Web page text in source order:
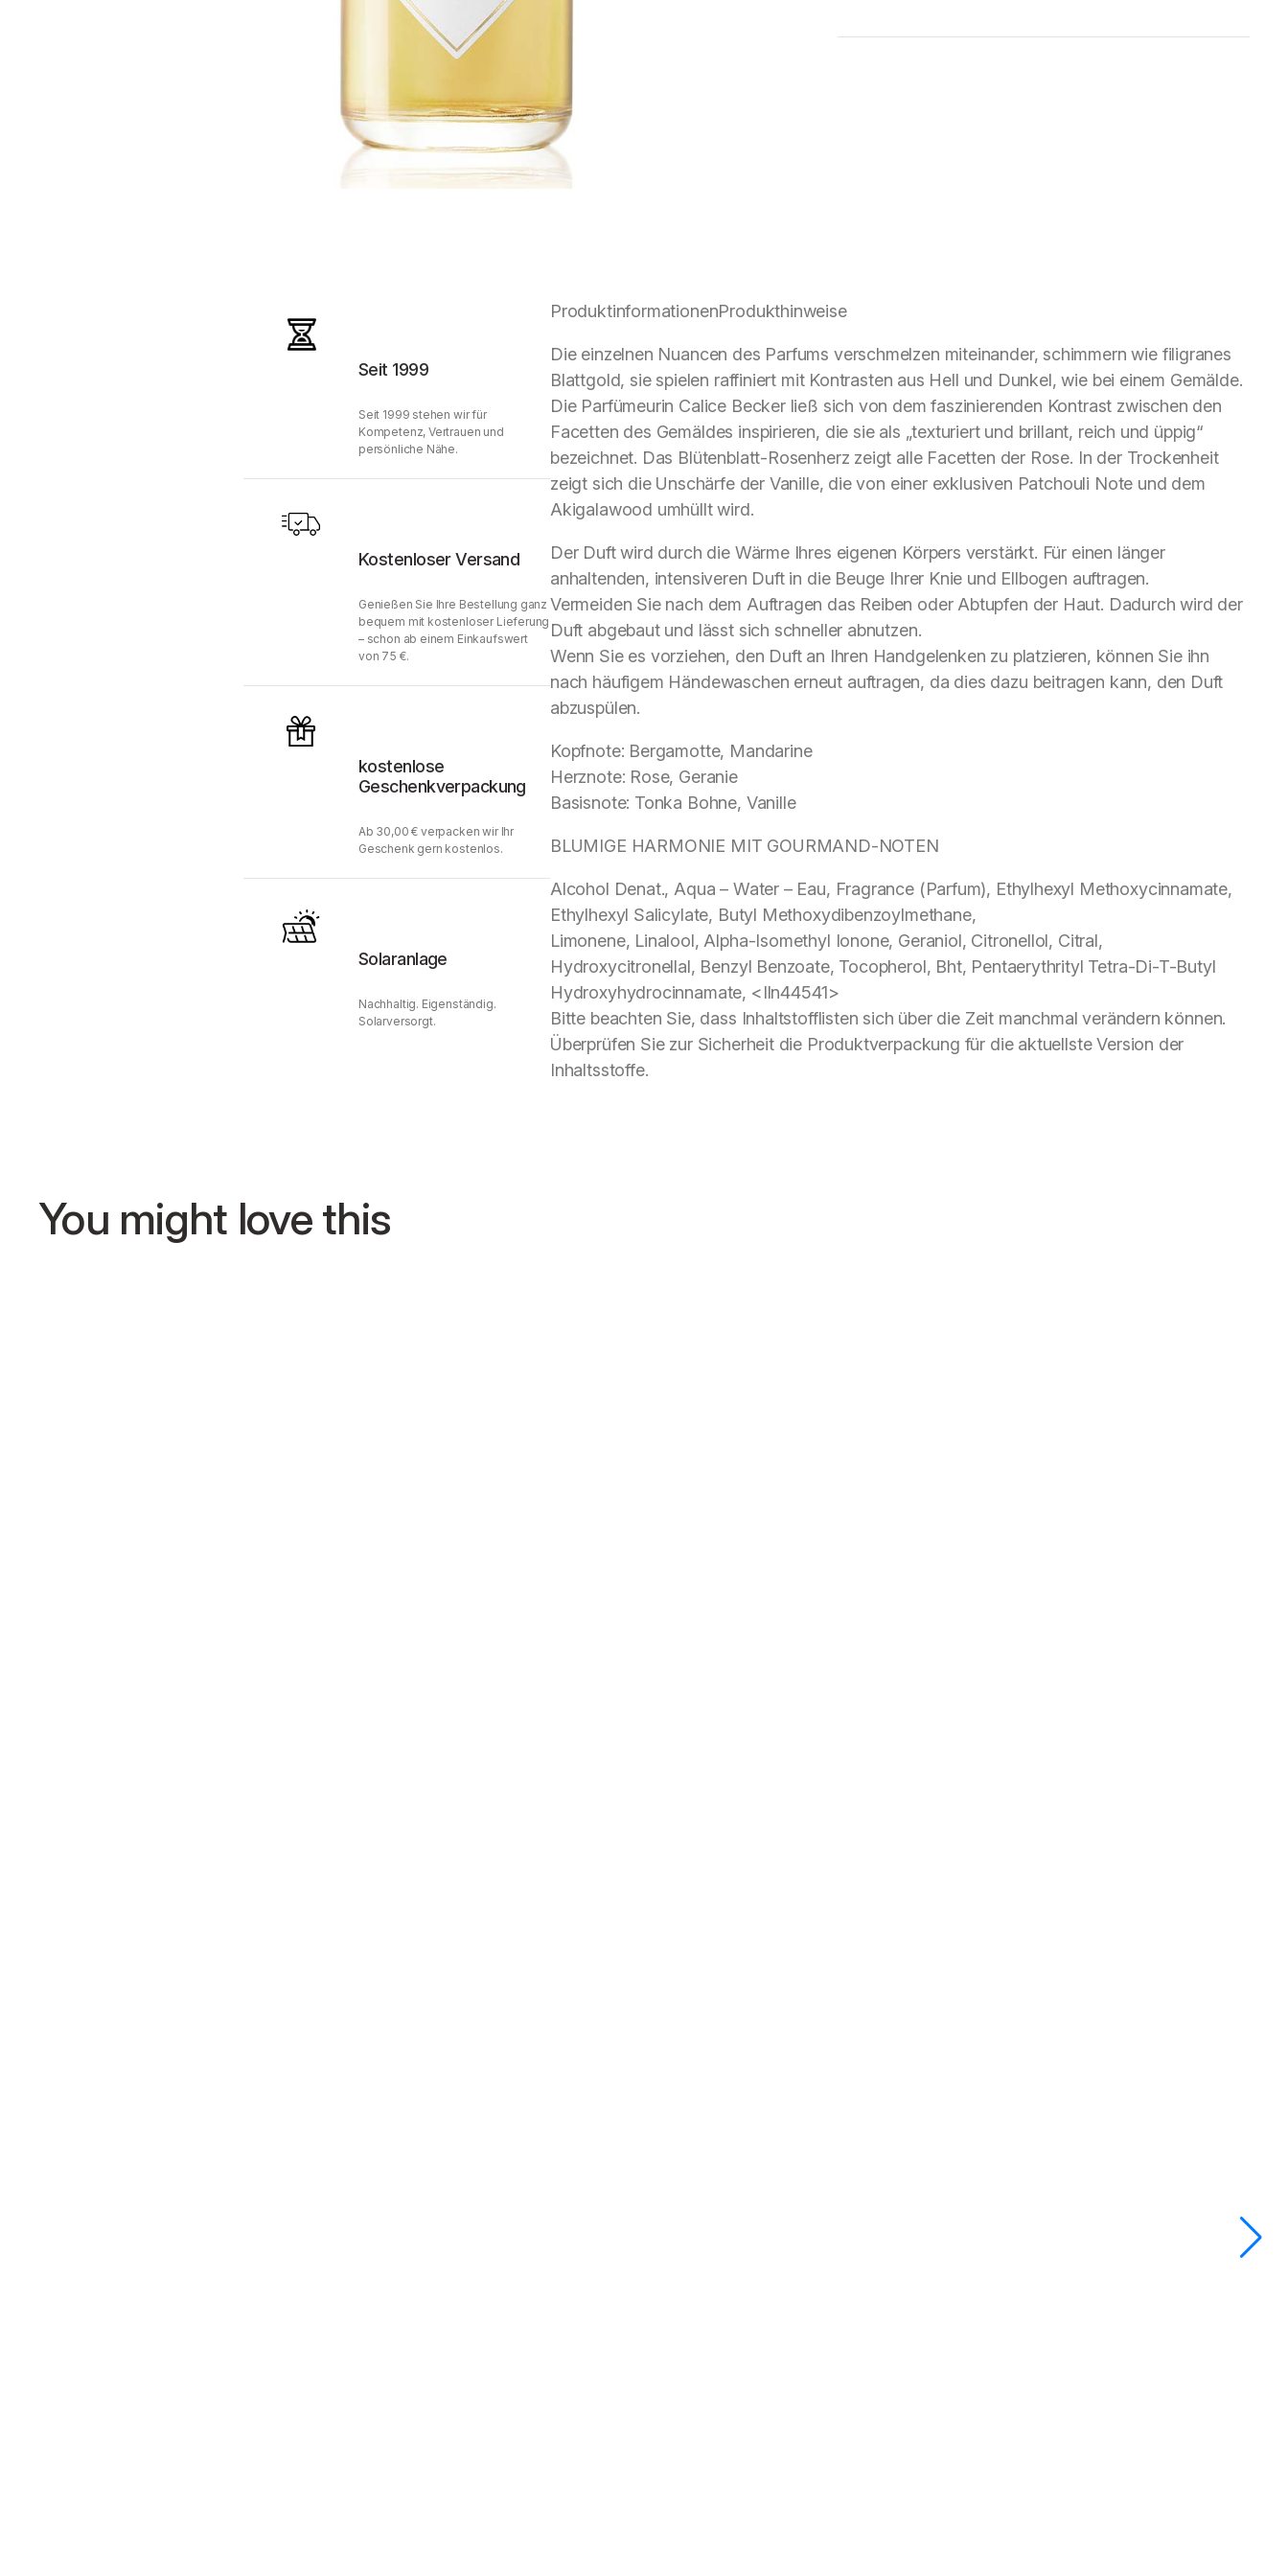
ProduktinformationenProdukthinweise
Die einzelnen Nuancen des Parfums verschmelzen miteinander, schimmern wie filigranes
Blattgold, sie spielen raffiniert mit Kontrasten aus Hell und Dunkel, wie bei einem Gemälde.
Die Parfümeurin Calice Becker ließ sich von dem faszinierenden Kontrast zwischen den
Facetten des Gemäldes inspirieren, die sie als „texturiert und brillant, reich und üppig“
bezeichnet. Das Blütenblatt-Rosenherz zeigt alle Facetten der Rose. In der Trockenheit
zeigt sich die Unschärfe der Vanille, die von einer exklusiven Patchouli Note und dem
Akigalawood umhüllt wird.
Der Duft wird durch die Wärme Ihres eigenen Körpers verstärkt. Für einen länger
anhaltenden, intensiveren Duft in die Beuge Ihrer Knie und Ellbogen auftragen.
Vermeiden Sie nach dem Auftragen das Reiben oder Abtupfen der Haut. Dadurch wird der
Duft abgebaut und lässt sich schneller abnutzen.
Wenn Sie es vorziehen, den Duft an Ihren Handgelenken zu platzieren, können Sie ihn
nach häufigem Händewaschen erneut auftragen, da dies dazu beitragen kann, den Duft
abzuspülen.
Kopfnote: Bergamotte, Mandarine
Herznote: Rose, Geranie
Basisnote: Tonka Bohne, Vanille
BLUMIGE HARMONIE MIT GOURMAND-NOTEN
Alcohol Denat., Aqua – Water – Eau, Fragrance (Parfum), Ethylhexyl Methoxycinnamate,
Ethylhexyl Salicylate, Butyl Methoxydibenzoylmethane,
Limonene, Linalool, Alpha-Isomethyl Ionone, Geraniol, Citronellol, Citral,
Hydroxycitronellal, Benzyl Benzoate, Tocopherol, Bht, Pentaerythrityl Tetra-Di-T-Butyl
Hydroxyhydrocinnamate, <Iln44541>
Bitte beachten Sie, dass Inhaltstofflisten sich über die Zeit manchmal verändern können.
Überprüfen Sie zur Sicherheit die Produktverpackung für die aktuellste Version der
Inhaltsstoffe.
Seit 1999
Seit 1999 stehen wir für
Kompetenz, Vertrauen und
persönliche Nähe.
Kostenloser Versand
Genießen Sie Ihre Bestellung ganz
bequem mit kostenloser Lieferung
– schon ab einem Einkaufswert
von 75 €.
kostenlose
Geschenkverpackung
Ab 30,00 € verpacken wir Ihr
Geschenk gern kostenlos.
Solaranlage
Nachhaltig. Eigenständig.
Solarversorgt.
You might love this